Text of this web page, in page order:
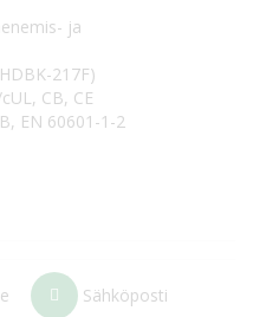
ja
217F)
CB, CE
EN 60601-1-2
Sähköposti